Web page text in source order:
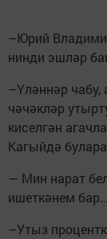
–Юрий
нинди эшләр
–Үләннәр чабу,
чәчәкләр
киселгән
Кагыйдә
— Мин нарат
ишеткәнем бар…
–Утыз